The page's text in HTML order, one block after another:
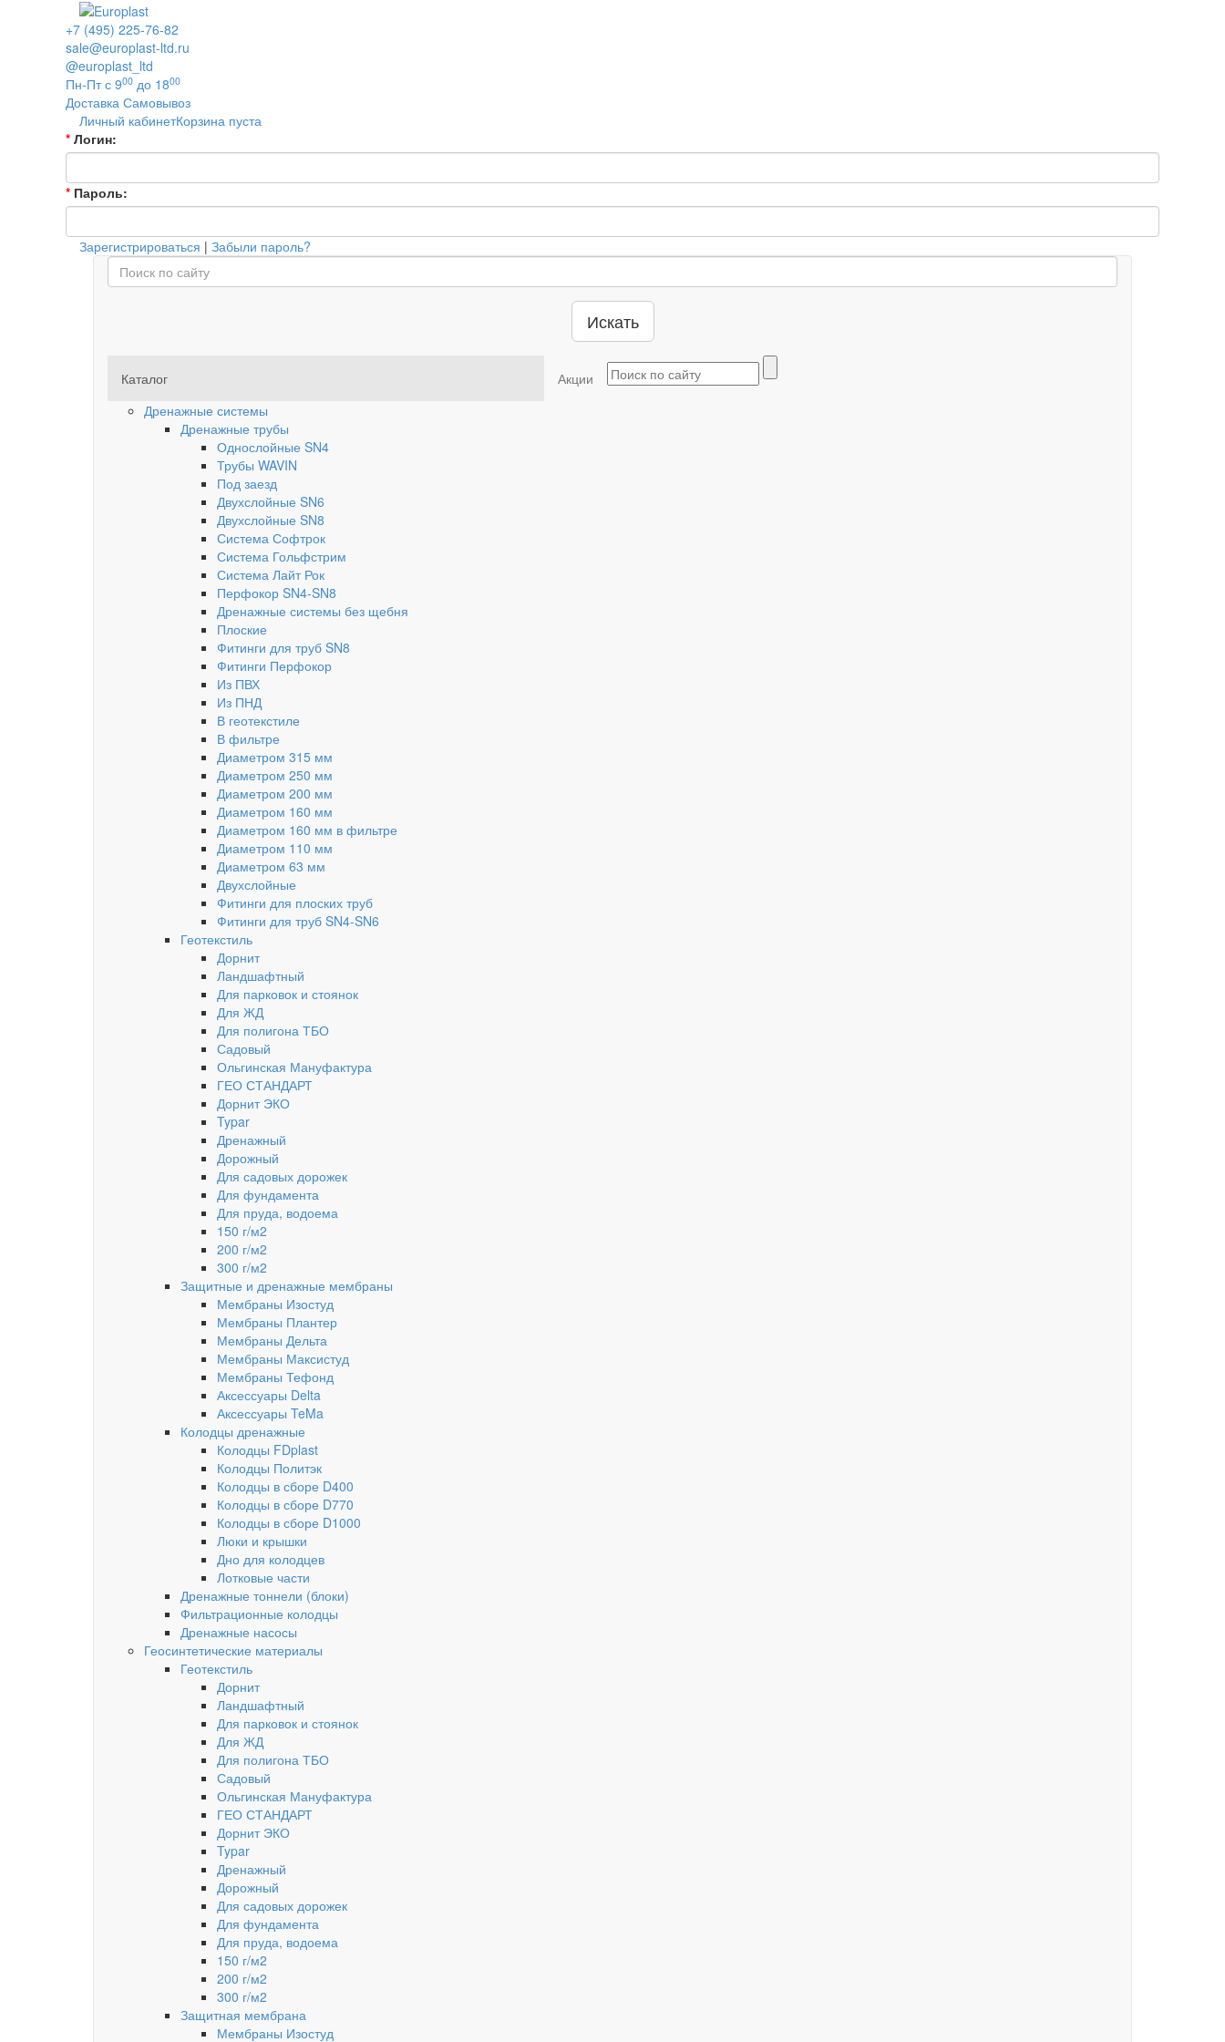
+7 (495) 225-76-82
sale@europlast-ltd.ru
@europlast_ltd
Пн-Пт с 900 до 1800
Доставка Самовывоз
Личный кабинетКорзина пуста
* Логин:
* Пароль:
Зарегистрироваться | Забыли пароль?
Искать
Каталог
Дренажные системы
Дренажные трубы
Однослойные SN4
Трубы WAVIN
Под заезд
Двухслойные SN6
Двухслойные SN8
Система Софтрок
Система Гольфстрим
Система Лайт Рок
Перфокор SN4-SN8
Дренажные системы без щебня
Плоские
Фитинги для труб SN8
Фитинги Перфокор
Из ПВХ
Из ПНД
В геотекстиле
В фильтре
Диаметром 315 мм
Диаметром 250 мм
Диаметром 200 мм
Диаметром 160 мм
Диаметром 160 мм в фильтре
Диаметром 110 мм
Диаметром 63 мм
Двухслойные
Фитинги для плоских труб
Фитинги для труб SN4-SN6
Геотекстиль
Дорнит
Ландшафтный
Для парковок и стоянок
Для ЖД
Для полигона ТБО
Садовый
Ольгинская Мануфактура
ГЕО СТАНДАРТ
Дорнит ЭКО
Typar
Дренажный
Дорожный
Для садовых дорожек
Для фундамента
Для пруда, водоема
150 г/м2
200 г/м2
300 г/м2
Защитные и дренажные мембраны
Мембраны Изостуд
Мембраны Плантер
Мембраны Дельта
Мембраны Максистуд
Мембраны Тефонд
Аксессуары Delta
Аксессуары TeMa
Колодцы дренажные
Колодцы FDplast
Колодцы Политэк
Колодцы в сборе D400
Колодцы в сборе D770
Колодцы в сборе D1000
Люки и крышки
Дно для колодцев
Лотковые части
Дренажные тоннели (блоки)
Фильтрационные колодцы
Дренажные насосы
Геосинтетические материалы
Геотекстиль
Дорнит
Ландшафтный
Для парковок и стоянок
Для ЖД
Для полигона ТБО
Садовый
Ольгинская Мануфактура
ГЕО СТАНДАРТ
Дорнит ЭКО
Typar
Дренажный
Дорожный
Для садовых дорожек
Для фундамента
Для пруда, водоема
150 г/м2
200 г/м2
300 г/м2
Защитная мембрана
Мембраны Изостуд
Акции